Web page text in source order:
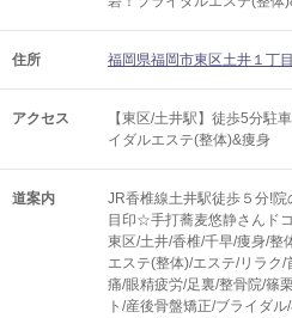
住所 福岡県福岡市東区土井１丁
アクセス
【東区/土井駅】徒歩5分駐
イダルエステ(整体)&痩身
道案内
JR香椎線土井駅徒歩５分!
目印☆手打蕎麦悠静さんド
東区/土井/香椎/千早/痩身/整
エステ(整体)/エステ/リラク
痛/眼精疲労/足裏/整骨院/篠
ト/産後骨盤矯正/ブライダ